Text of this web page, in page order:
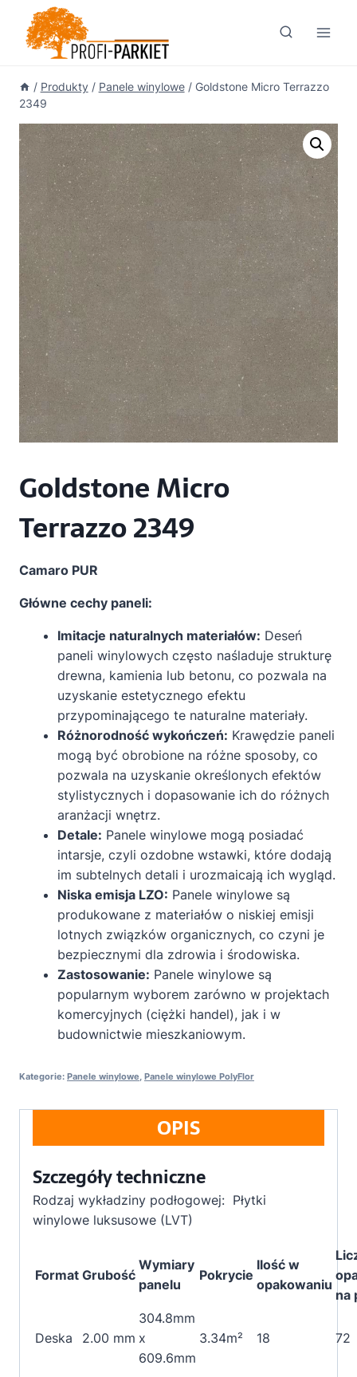
Przejdź
treści
/ Produkty / Panele winylowe / Goldstone Micro Terrazzo
2349
Goldstone Micro
Terrazzo 2349
Camaro PUR
Główne cechy paneli:
Imitacje naturalnych materiałów: Deseń
paneli winylowych często naśladuje strukturę
drewna, kamienia lub betonu, co pozwala na
uzyskanie estetycznego efektu
przypominającego te naturalne materiały.
Różnorodność wykończeń: Krawędzie paneli
mogą być obrobione na różne sposoby, co
pozwala na uzyskanie określonych efektów
stylistycznych i dopasowanie ich do różnych
aranżacji wnętrz.
Detale: Panele winylowe mogą posiadać
intarsje, czyli ozdobne wstawki, które dodają
im subtelnych detali i urozmaicają ich wygląd.
Niska emisja LZO: Panele winylowe są
produkowane z materiałów o niskiej emisji
lotnych związków organicznych, co czyni je
bezpiecznymi dla zdrowia i środowiska.
Zastosowanie: Panele winylowe są
popularnym wyborem zarówno w projektach
komercyjnych (ciężki handel), jak i w
budownictwie mieszkaniowym.
Kategorie: Panele winylowe Panele winylowe PolyFlor
OPIS
Szczegóły techniczne
Rodzaj wykładziny podłogowej: Płytki
winylowe luksusowe (LVT)
Format Grubość
Wymiary
panelu
Pokrycie
Ilość w
opakowaniu
na
Deska 2.00 mm
304.8mm
x
609.6mm
3.34m² 18 72